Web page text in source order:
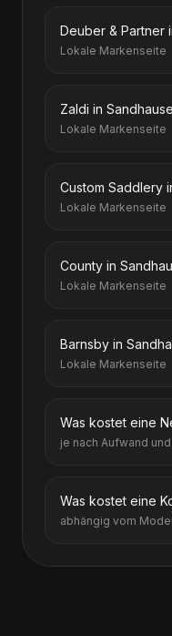
Deuber & Partner
Lokale Markenseite
Zaldi in
Lokale Markenseite
Custom Saddlery
Lokale Markenseite
County in
Lokale Markenseite
Barnsby in
Lokale Markenseite
Was kostet eine
je nach Aufwand
Was kostet eine
abhängig vom